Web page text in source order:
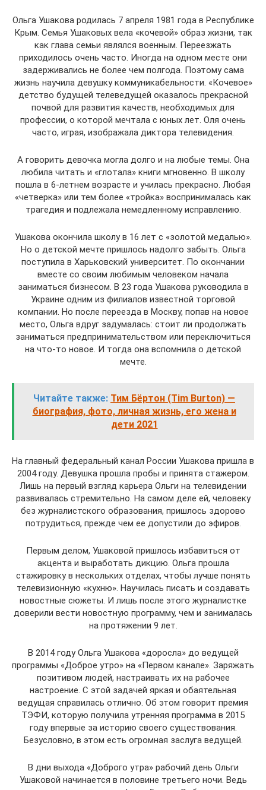
Ольга Ушакова родилась 7 апреля 1981 года в Республике
Крым. Семья Ушаковых вела «кочевой» образ жизни, так
как глава семьи являлся военным. Переезжать
приходилось очень часто. Иногда на одном месте они
задерживались не более чем полгода. Поэтому сама
жизнь научила девушку коммуникабельности. «Кочевое»
детство будущей телеведущей оказалось прекрасной
почвой для развития качеств, необходимых для
профессии, о которой мечтала с юных лет. Оля очень
часто, играя, изображала диктора телевидения.
А говорить девочка могла долго и на любые темы. Она
любила читать и «глотала» книги мгновенно. В школу
пошла в 6-летнем возрасте и училась прекрасно. Любая
«четверка» или тем более «тройка» воспринималась как
трагедия и подлежала немедленному исправлению.
Ушакова окончила школу в 16 лет с «золотой медалью».
Но о детской мечте пришлось надолго забыть. Ольга
поступила в Харьковский университет. По окончании
вместе со своим любимым человеком начала
заниматься бизнесом. В 23 года Ушакова руководила в
Украине одним из филиалов известной торговой
компании. Но после переезда в Москву, попав на новое
место, Ольга вдруг задумалась: стоит ли продолжать
заниматься предпринимательством или переключиться
на что-то новое. И тогда она вспомнила о детской
мечте.
Читайте также: Тим Бёртон (Tim Burton) —
биография, фото, личная жизнь, его жена и
дети 2021
На главный федеральный канал России Ушакова пришла в
2004 году. Девушка прошла пробы и принята стажером.
Лишь на первый взгляд карьера Ольги на телевидении
развивалась стремительно. На самом деле ей, человеку
без журналистского образования, пришлось здорово
потрудиться, прежде чем ее допустили до эфиров.
Первым делом, Ушаковой пришлось избавиться от
акцента и выработать дикцию. Ольга прошла
стажировку в нескольких отделах, чтобы лучше понять
телевизионную «кухню». Научилась писать и создавать
новостные сюжеты. И лишь после этого журналистке
доверили вести новостную программу, чем и занималась
на протяжении 9 лет.
В 2014 году Ольга Ушакова «доросла» до ведущей
программы «Доброе утро» на «Первом канале». Заряжать
позитивом людей, настраивать их на рабочее
настроение. С этой задачей яркая и обаятельная
ведущая справилась отлично. Об этом говорит премия
ТЭФИ, которую получила утренняя программа в 2015
году впервые за историю своего существования.
Безусловно, в этом есть огромная заслуга ведущей.
В дни выхода «Доброго утра» рабочий день Ольги
Ушаковой начинается в половине третьего ночи. Ведь